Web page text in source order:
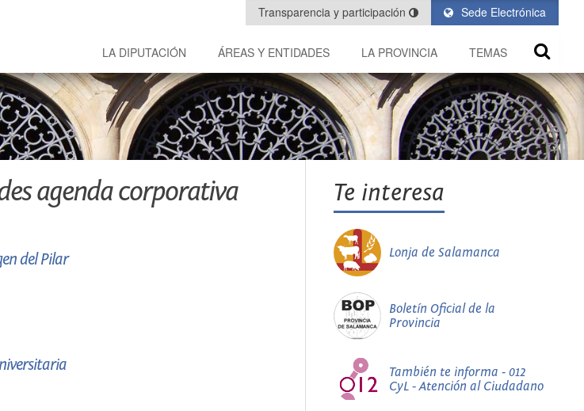
Sede Electrónica
Transparencia y participación
LA DIPUTACIÓN ÁREAS Y ENTIDADES LA PROVINCIA TEMAS
agenda corporativa
del Pilar
Te interesa
Lonja de Salamanca
Boletín Oficial de la
Provincia
También te informa - 012
CyL - Atención al Ciudadano